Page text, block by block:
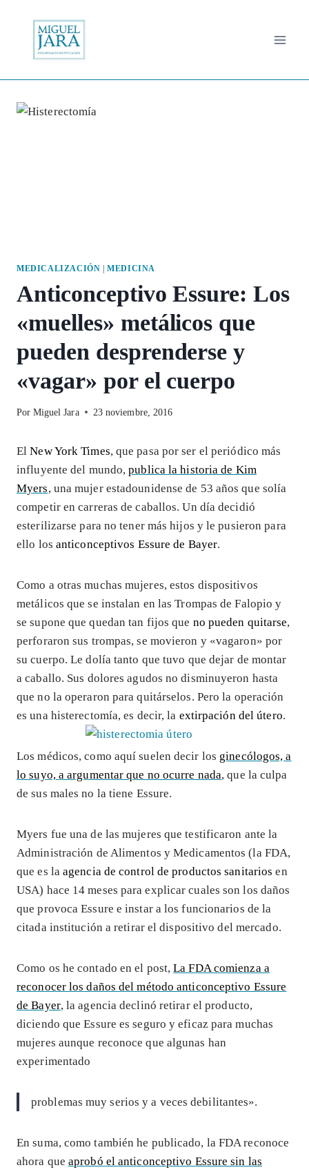
contenido
MEDICALIZACIÓN |MEDICINA
Anticonceptivo Essure: Los
«muelles» metálicos que
pueden desprenderse y
«vagar» por el cuerpo
Por Miguel Jara 23 noviembre, 2016
ElNew York Times, que pasa por ser el periódico más
influyente del mundo,publica la historia de Kim
Myers, una mujer estadounidense de 53 años que solía
competir en carreras de caballos. Un día decidió
esterilizarse para no tener más hijos y le pusieron para
ello los anticonceptivos Essure de Bayer.
Como a otras muchas mujeres, estos dispositivos
metálicos que se instalan en las Trompas de Falopio y
se supone que quedan tan fijos que no pueden quitarse,
perforaron sus trompas, se movieron y «vagaron» por
su cuerpo. Le dolía tanto que tuvo que dejar de montar
a caballo. Sus dolores agudos no disminuyeron hasta
que no la operaron para quitárselos. Pero la operación
es una histerectomía, es decir, la extirpación del útero.
Los médicos, como aquí suelen decir los ginecólogos, a
lo suyo, a argumentar que no ocurre nada, que la culpa
de sus males no la tiene Essure.
Myers fue una de las mujeres que testificaron ante la
Administración de Alimentos y Medicamentos (la FDA,
que es laagencia de control de productos sanitarios en
USA) hace 14 meses para explicar cuales son los daños
que provoca Essure e instar a los funcionarios de la
citada institución a retirar el dispositivo del mercado.
Como os he contado en el post,La FDA comienza a
reconocer los daños del método anticonceptivo Essure
de Bayer, la agencia declinó retirar el producto,
diciendo que Essure es seguro y eficaz para muchas
mujeres aunque reconoce que algunas han
experimentado
problemas muy serios y a veces debilitantes».
En suma, como también he publicado, la FDA reconoce
ahora queaprobó el anticonceptivo Essure sin las